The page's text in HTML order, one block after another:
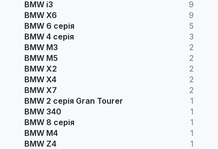
BMW i3
9
BMW X6
9
BMW 6 серія
5
BMW 4 серія
3
BMW M3
2
BMW M5
2
BMW X2
2
BMW X4
2
BMW X7
2
BMW 2 серія Gran Tourer
1
BMW 340
1
BMW 8 серія
1
BMW M4
1
BMW Z4
1